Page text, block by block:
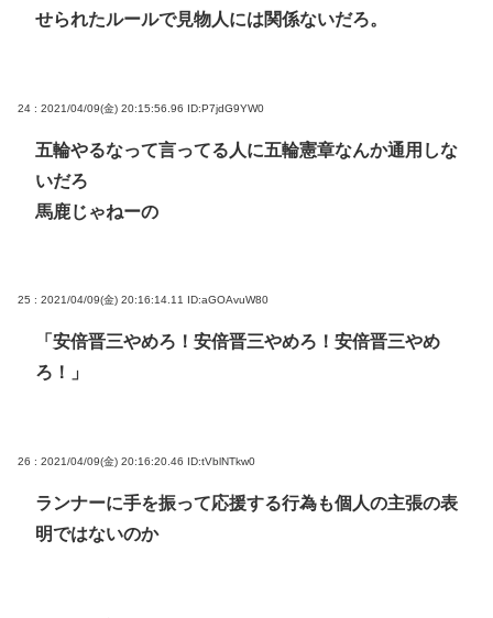
せられたルールで見物人には関係ないだろ。
24 : 2021/04/09(金) 20:15:56.96 ID:P7jdG9YW0
五輪やるなって言ってる人に五輪憲章なんか通用しな
いだろ
馬鹿じゃねーの
25 : 2021/04/09(金) 20:16:14.11 ID:aGOAvuW80
「安倍晋三やめろ！安倍晋三やめろ！安倍晋三やめ
ろ！」
26 : 2021/04/09(金) 20:16:20.46 ID:tVblNTkw0
ランナーに手を振って応援する行為も個人の主張の表
明ではないのか